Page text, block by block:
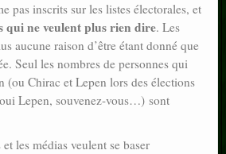
pas inscrits sur les listes électorales, et
qui ne veulent plus rien dire. Les
aucune raison d’être étant donné que
Seul les nombres de personnes qui
(ou Chirac et Lepen lors des élections
Lepen, souvenez-vous…) sont
les médias veulent se baser